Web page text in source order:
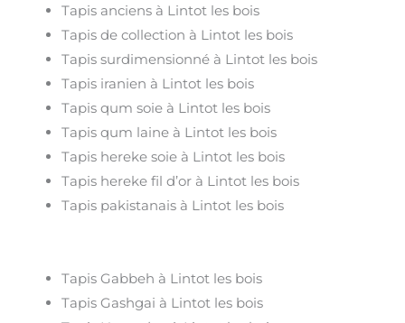
Tapis anciens à Lintot les bois
Tapis de collection à Lintot les bois
Tapis surdimensionné à Lintot les bois
Tapis iranien à Lintot les bois
Tapis qum soie à Lintot les bois
Tapis qum laine à Lintot les bois
Tapis hereke soie à Lintot les bois
Tapis hereke fil d’or à Lintot les bois
Tapis pakistanais à Lintot les bois
Tapis Gabbeh à Lintot les bois
Tapis Gashgai à Lintot les bois